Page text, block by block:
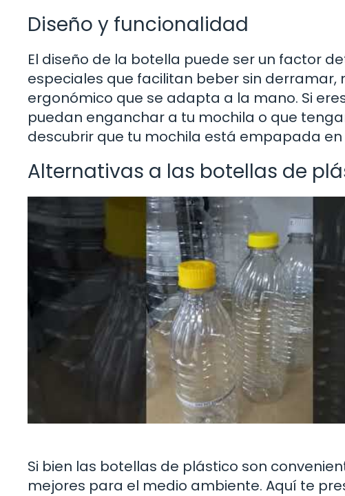
Diseño y funcionalidad
El diseño de la botella puede ser un factor
especiales que facilitan beber sin derramar,
ergonómico que se adapta a la mano. Si
puedan enganchar a tu mochila o que
descubrir que tu mochila está empapada
Alternativas a las botellas de
Si bien las botellas de plástico son
mejores para el medio ambiente. Aquí te